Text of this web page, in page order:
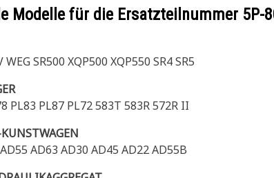
Modelle für die Ersatzteilnummer 5P-
WEG SR500 XQP500 XQP550 SR4 SR5
PL83 PL87 PL72 583T 583R 572R II
AD63 AD30 AD45 AD22 AD55B